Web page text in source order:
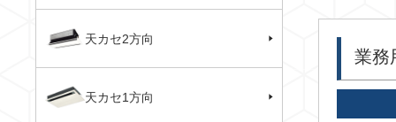
業務
天カセ2方向
天カセ1方向